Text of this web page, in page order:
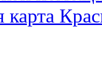
карта